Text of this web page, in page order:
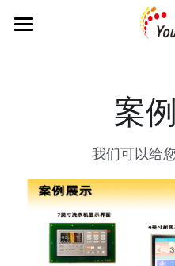
MCU&CPU&FPGA
传感器
存储产品
传感器应用
编辑器
参考方案
冰箱
人才招聘
案
我们可以给